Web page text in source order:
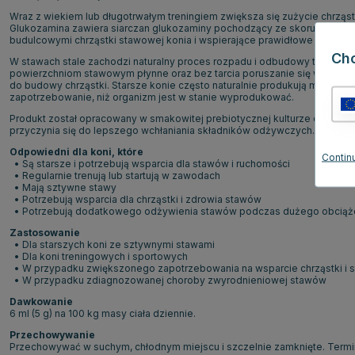
Wraz z wiekiem lub długotrwałym treningiem zwiększa się zużycie
Glukozamina zawiera siarczan glukozaminy pochodzący ze skorupiaków
budulcowymi chrząstki stawowej konia i wspierające prawidłowe
W stawach stale zachodzi naturalny proces rozpadu i odbudowy tkanki
powierzchniom stawowym płynne oraz bez tarcia poruszanie się
do budowy chrząstki. Starsze konie często naturalnie produkują mniej
zapotrzebowanie, niż organizm jest w stanie wyprodukować.
Produkt został opracowany w smakowitej prebiotycznej kulturze
przyczynia się do lepszego wchłaniania składników odżywczych.
Odpowiedni dla koni, które
• Są starsze i potrzebują wsparcia dla stawów i ruchomości
• Regularnie trenują lub startują w zawodach
• Mają sztywne stawy
• Potrzebują wsparcia dla chrząstki i zdrowia stawów
• Potrzebują dodatkowego odżywienia stawów podczas dużego
Zastosowanie
• Dla starszych koni ze sztywnymi stawami
• Dla koni treningowych i sportowych
• W przypadku zwiększonego zapotrzebowania na wsparcie chrząstki i
• W przypadku zdiagnozowanej choroby zwyrodnieniowej stawów
Dawkowanie
6 ml (5 g) na 100 kg masy ciała dziennie.
Przechowywanie
Przechowywać w suchym, chłodnym miejscu i szczelnie zamknięte.